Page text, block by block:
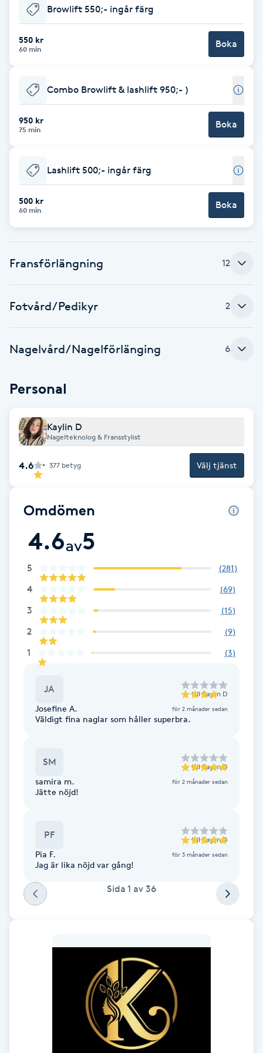
Babylights
Balayage
Bambumassage
Barber
Barnklippning
BIAB
Brynformning
Brynplockning
Bröllopsuppsättning
Celluliter
Coachning
Damklippning
Dermapen
Diamantslipning
Enzympeeling
Extensions
Eyeliner-tatuering
Face framing
Faceliftmassage
Fet hårbotten
Browlift 550;- ingår färg
550 kr
60 min Boka
Combo Browlift & lashlift 950;- )
950 kr
75 min Boka
Lashlift 500;- ingår färg
500 kr
60 min Boka
Fransförlängning 12
Fotvård/Pedikyr 2
Nagelvård/Nagelförlänging 6
Personal
Kaylin D
Nagelteknolog & Fransstylist
4.6 377 betyg Välj tjänst
Omdömen
4.6av5
5 (281)
4 (69)
3 (15)
2 (9)
1 (3)
JA till Kaylin D
Josefine A. för 2 månader sedan
Väldigt fina naglar som håller superbra.
SM till Kaylin D
samira m. för 2 månader sedan
Jätte nöjd!
PF till Kaylin D
Pia F. för 3 månader sedan
Jag är lika nöjd var gång!
Sida 1 av 36